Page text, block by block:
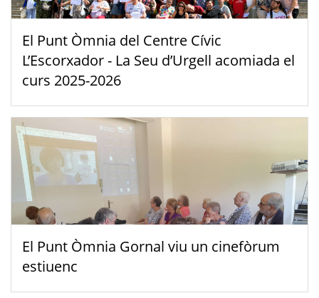
El Punt Òmnia del Centre Cívic
L’Escorxador - La Seu d’Urgell acomiada el
curs 2025-2026
El Punt Òmnia Gornal viu un cinefòrum
estiuenc